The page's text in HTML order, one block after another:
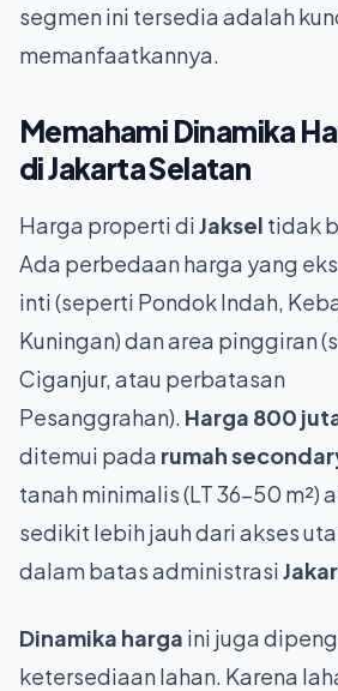
segmen ini tersedia adalah
memanfaatkannya.
Memahami Dinamika
di Jakarta Selatan
Harga properti diJaksel tidak
Ada perbedaan harga yang
inti (seperti Pondok Indah,
Kuningan) dan area pinggiran
Ciganjur, atau perbatasan
Pesanggrahan). Harga 800
ditemui pada rumah
tanah minimalis (LT 36-50 m²)
sedikit lebih jauh dari akses
dalam batas administrasi
Dinamika harga ini juga
ketersediaan lahan. Karena